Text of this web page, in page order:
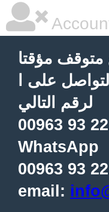
متوقف مؤقتا
على ا
لرقم التالي
00963 93
WhatsApp
00963 93
email: